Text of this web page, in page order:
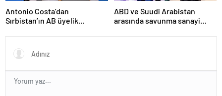
Antonio Costa’dan
Sırbistan’ın AB üyelik
ABD ve Suudi Arabistan
arasında savunma sanayi